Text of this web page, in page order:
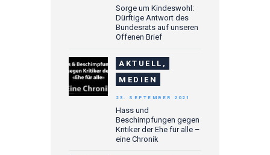
Sorge um Kindeswohl:
Dürftige Antwort des
Bundesrats auf unseren
Offenen Brief
AKTUELL,
MEDIEN
Hass und
Beschimpfungen gegen
Kritiker der Ehe für alle –
eine Chronik
23. SEPTEMBER 2021